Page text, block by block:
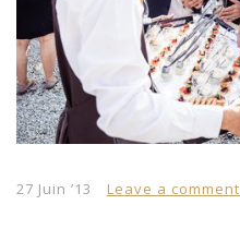
27 Juin ’13 Leave a comment